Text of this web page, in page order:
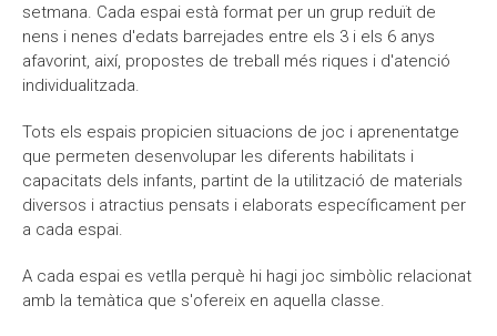
setmana. Cada espai està format per un grup reduït de
nens i nenes d'edats barrejades entre els 3 i els 6 anys
afavorint, així, propostes de treball més riques i d'atenció
individualitzada.
Tots els espais propicien situacions de joc i aprenentatge
que permeten desenvolupar les diferents habilitats i
capacitats dels infants, partint de la utilització de materials
diversos i atractius pensats i elaborats específicament per
a cada espai.
A cada espai es vetlla perquè hi hagi joc simbòlic relacionat
amb la temàtica que s'ofereix en aquella classe.